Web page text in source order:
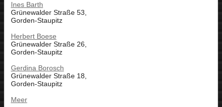
Ines Barth
Grünewalder Straße 53,
Gorden-Staupitz
Herbert Boese
Grünewalder Straße 26,
Gorden-Staupitz
Gerdina Borosch
Grünewalder Straße 18,
Gorden-Staupitz
Meer